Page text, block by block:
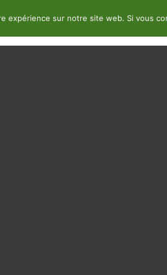
& Activités
expérience sur notre site web. Si vous